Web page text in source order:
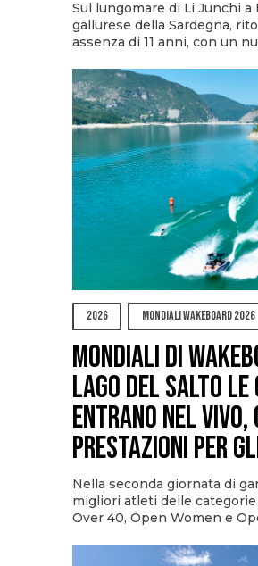
Sul lungomare di Li Junchi a
gallurese della Sardegna,
assenza di 11 anni, con un
2026 MONDIALI WAKEBOARD 2026
Mondiali di
Lago del Salto
entrano nel vivo,
prestazioni per
Nella seconda giornata di
migliori atleti delle categorie
Over 40, Open Women e